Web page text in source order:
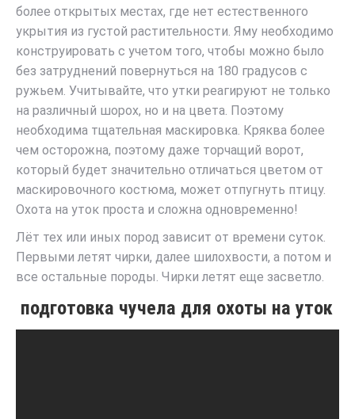
более открытых местах, где нет естественного
укрытия из густой растительности. Яму необходимо
конструировать с учетом того, чтобы можно было
без затруднений повернуться на 180 градусов с
ружьем. Учитывайте, что утки реагируют не только
на различный шорох, но и на цвета. Поэтому
необходима тщательная маскировка. Кряква более
чем осторожна, поэтому даже торчащий ворот,
который будет значительно отличаться цветом от
маскировочного костюма, может отпугнуть птицу.
Охота на уток проста и сложна одновременно!
Лёт тех или иных пород зависит от времени суток.
Первыми летят чирки, далее шилохвости, а потом и
все остальные породы. Чирки летят еще засветло.
подготовка чучела для охоты на уток